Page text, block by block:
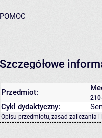
POMOC
Szczegółowe
Przedmiot:
Cykl dydaktyczny:
Opisu przedmiotu, zasad zaliczania